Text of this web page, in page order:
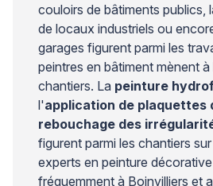
couloirs de bâtiments publics,
de locaux industriels ou
garages figurent parmi les
peintres en bâtiment mènent à
chantiers. La peinture
l'application de plaquettes
rebouchage des
figurent parmi les chantiers
experts en peinture
fréquemment à Boinvilliers et